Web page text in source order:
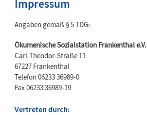
Impressum
Angaben gemäß § 5 TDG:
Ökumenische Sozialstation Frankenthal e.V.
Carl-Theodor-Straße 11
67227 Frankenthal
Telefon 06233 36989-0
Fax 06233 36989-19
Vertreten durch: